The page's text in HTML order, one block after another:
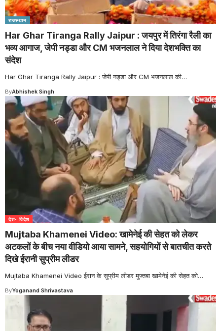
राजस्थान
Har Ghar Tiranga Rally Jaipur : जयपुर में तिरंगा रैली का
भव्य आगाज, जेपी नड्डा और CM भजनलाल ने दिया देशभक्ति का
संदेश
Har Ghar Tiranga Rally Jaipur : जेपी नड्डा और CM भजनलाल की…
ByAbhishek Singh
देश- विदेश
Mujtaba Khamenei Video: खामेनेई की सेहत को लेकर
अटकलों के बीच नया वीडियो आया सामने, सहयोगियों से बातचीत करते
दिखे ईरानी सुप्रीम लीडर
Mujtaba Khamenei Video ईरान के सुप्रीम लीडर मुज्तबा खामेनेई की सेहत को…
ByYoganand Shrivastava